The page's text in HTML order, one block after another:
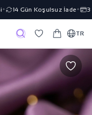
14 Gün Koşulsuz İade✦ 3
TR